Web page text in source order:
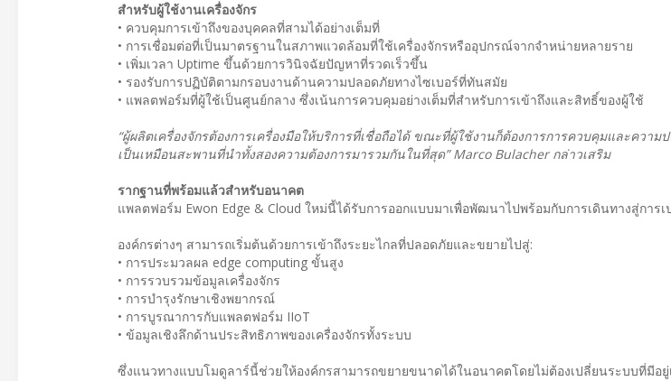
สำหรับผู้ใช้งานเครื่องจักร
• ควบคุมการเข้าถึงของบุคคลที่สามได้อย่างเต็มที่
• การเชื่อมต่อที่เป็นมาตรฐานในสภาพแวดล้อมที่ใช้เครื่องจักรหรืออุปกรณ์จากจำหน่ายหลายราย
• เพิ่มเวลา Uptime ขึ้นด้วยการวินิจฉัยปัญหาที่รวดเร็วขึ้น
• รองรับการปฏิบัติตามกรอบงานด้านความปลอดภัยทางไซเบอร์ที่ทันสมัย
• แพลตฟอร์มที่ผู้ใช้เป็นศูนย์กลาง ซึ่งเน้นการควบคุมอย่างเต็มที่สำหรับการเข้าถึงและสิทธิ์ของผู้ใช้
“ผู้ผลิตเครื่องจักรต้องการเครื่องมือให้บริการที่เชื่อถือได้ ขณะที่ผู้ใช้งานก็ต้องการการควบคุมและควา
เป็นเหมือนสะพานที่นำทั้งสองความต้องการมารวมกันในที่สุด” Marco Bulacher กล่าวเสริม
รากฐานที่พร้อมแล้วสำหรับอนาคต
แพลตฟอร์ม Ewon Edge & Cloud ใหม่นี้ได้รับการออกแบบมาเพื่อพัฒนาไปพร้อมกับการเดินทางสู่การ
องค์กรต่างๆ สามารถเริ่มต้นด้วยการเข้าถึงระยะไกลที่ปลอดภัยและขยายไปสู่:
• การประมวลผล edge computing ขั้นสูง
• การรวบรวมข้อมูลเครื่องจักร
• การบำรุงรักษาเชิงพยากรณ์
• การบูรณาการกับแพลตฟอร์ม IIoT
• ข้อมูลเชิงลึกด้านประสิทธิภาพของเครื่องจักรทั้งระบบ
ซึ่งแนวทางแบบโมดูลาร์นี้ช่วยให้องค์กรสามารถขยายขนาดได้ในอนาคตโดยไม่ต้องเปลี่ยนระบบที่มีอยู่